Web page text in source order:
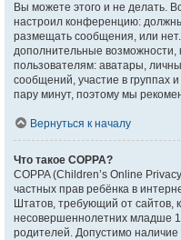
Вы можете этого и не делать.
настроил конференцию:
размещать сообщения, или
дополнительные
пользователям: аватары,
сообщений, участие в группах
пару минут, поэтому мы
Вернуться к началу
Что такое COPPA?
COPPA (Children’s Online
частных прав ребёнка в
Штатов, требующий от сайтов,
несовершеннолетних младше
родителей. Допустимо наличие